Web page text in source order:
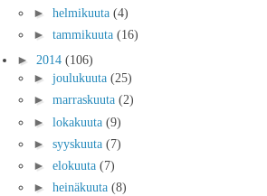
► helmikuuta (4)
► tammikuuta (16)
► 2014 (106)
► joulukuuta (25)
► marraskuuta (2)
► lokakuuta (9)
► syyskuuta (7)
► elokuuta (7)
► heinäkuuta (8)